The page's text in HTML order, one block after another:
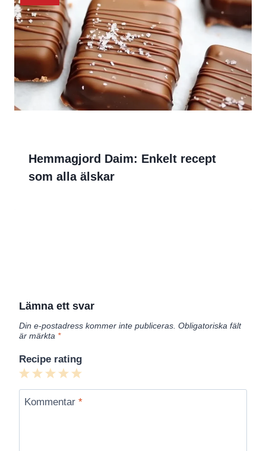
Hemmagjord Daim: Enkelt recept
som alla älskar
Lämna ett svar
Din e-postadress kommer inte publiceras. Obligatoriska fält
är märkta *
Recipe rating
5
Stars
4
Stars
3
Stars
2
Stars
1
Star
Kommentar *